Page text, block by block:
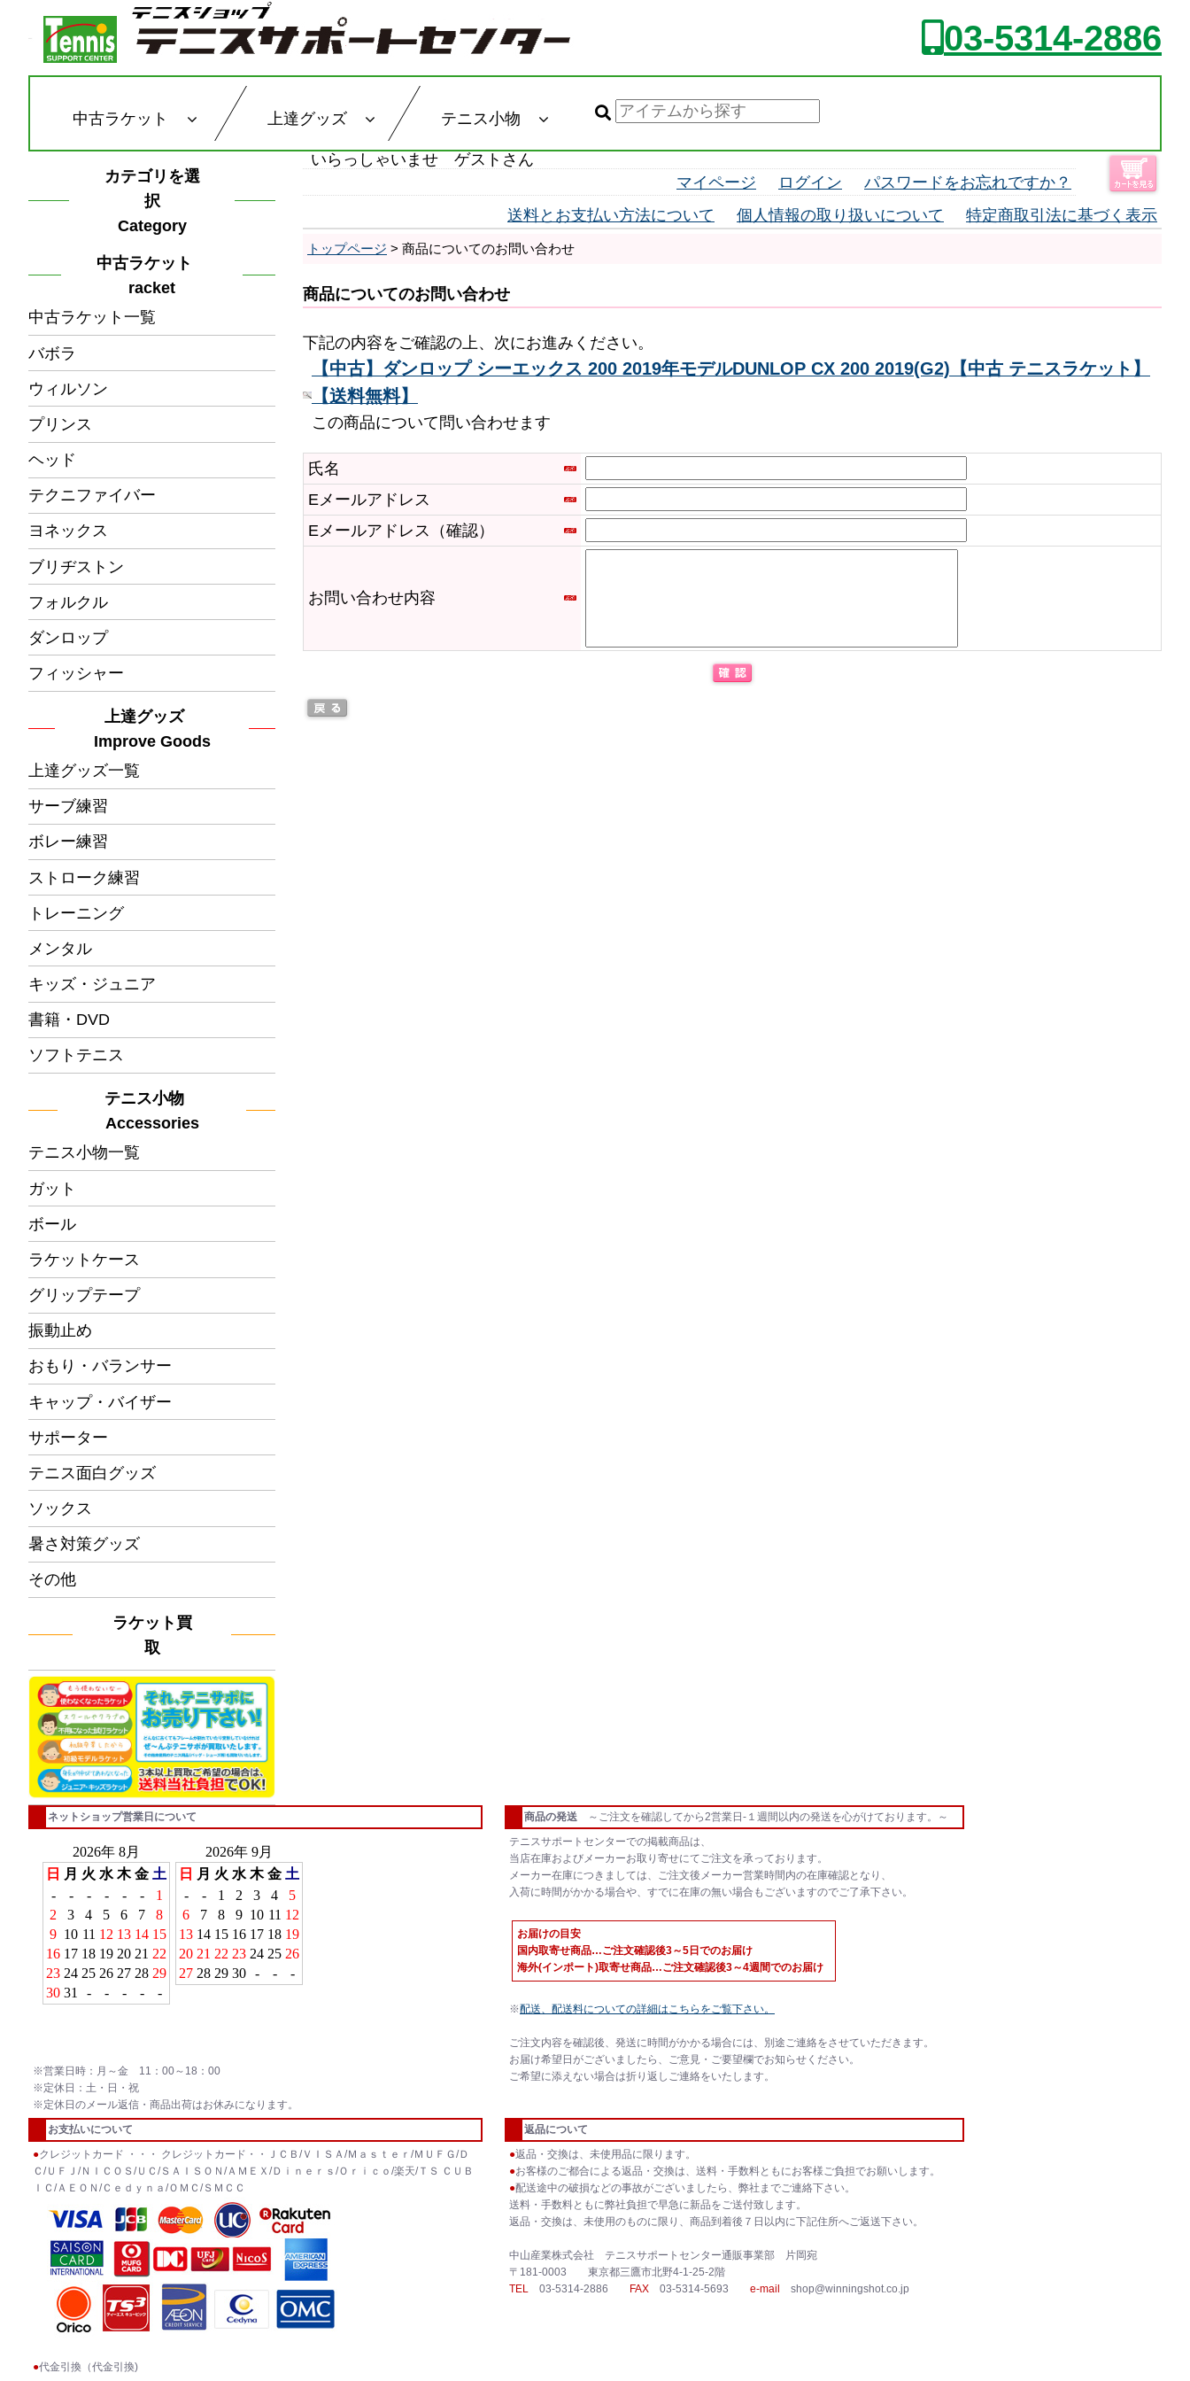
03-5314-2886
中古ラケット 上達グッズ テニス小物
カテゴリを選
択
Category
中古ラケット
racket
中古ラケット一覧
バボラ
ウィルソン
プリンス
ヘッド
テクニファイバー
ヨネックス
ブリヂストン
フォルクル
ダンロップ
フィッシャー
上達グッズ
Improve Goods
上達グッズ一覧
サーブ練習
ボレー練習
ストローク練習
トレーニング
メンタル
キッズ・ジュニア
書籍・DVD
ソフトテニス
テニス小物
Accessories
テニス小物一覧
ガット
ボール
ラケットケース
グリップテープ
振動止め
おもり・バランサー
キャップ・バイザー
サポーター
テニス面白グッズ
ソックス
暑さ対策グッズ
その他
ラケット買
取
いらっしゃいませ ゲストさん
マイページ
ログイン
パスワードをお忘れですか？
送料とお支払い方法について
個人情報の取り扱いについて 特定商取引法に基づく表示
トップページ > 商品についてのお問い合わせ
商品についてのお問い合わせ
下記の内容をご確認の上、次にお進みください。
【中古】ダンロップ シーエックス 200 2019年モデルDUNLOP CX 200 2019(G2)【中古 テニスラケット】
【送料無料】
この商品について問い合わせます
氏名
Eメールアドレス
Eメールアドレス（確認）
お問い合わせ内容
ネットショップ営業日について
※営業日時：月～金 11：00～18：00
※定休日：土・日・祝
※定休日のメール返信・商品出荷はお休みになります。
商品の発送 ～ご注文を確認してから2営業日-１週間以内の発送を心がけております。～
テニスサポートセンターでの掲載商品は、
当店在庫およびメーカーお取り寄せにてご注文を承っております。
メーカー在庫につきましては、ご注文後メーカー営業時間内の在庫確認となり、
入荷に時間がかかる場合や、すでに在庫の無い場合もございますのでご了承下さい。
お届けの目安
国内取寄せ商品…ご注文確認後3～5日でのお届け
海外(インポート)取寄せ商品…ご注文確認後3～4週間でのお届け
※配送、配送料についての詳細はこちらをご覧下さい。
ご注文内容を確認後、発送に時間がかかる場合には、別途ご連絡をさせていただきます。
お届け希望日がございましたら、ご意見・ご要望欄でお知らせください。
ご希望に添えない場合は折り返しご連絡をいたします。
お支払いについて
●クレジットカード ・・・ クレジットカード・・ＪＣＢ/ＶＩＳＡ/Ｍａｓｔｅｒ/ＭＵＦＧ/Ｄ
Ｃ/ＵＦＪ/ＮＩＣＯＳ/ＵＣ/ＳＡＩＳＯＮ/ＡＭＥＸ/Ｄｉｎｅｒｓ/Ｏｒｉｃｏ/楽天/ＴＳ ＣＵＢ
ＩＣ/ＡＥＯＮ/Ｃｅｄｙｎａ/ＯＭＣ/ＳＭＣＣ
●代金引換（代金引換)
返品について
●返品・交換は、未使用品に限ります。
●お客様のご都合による返品・交換は、送料・手数料ともにお客様ご負担でお願いします。
●配送途中の破損などの事故がございましたら、弊社までご連絡下さい。
送料・手数料ともに弊社負担で早急に新品をご送付致します。
返品・交換は、未使用のものに限り、商品到着後７日以内に下記住所へご返送下さい。
中山産業株式会社 テニスサポートセンター通販事業部 片岡宛
〒181-0003 東京都三鷹市北野4-1-25-2階
TEL 03-5314-2886 FAX 03-5314-5693 e-mail shop@winningshot.co.jp